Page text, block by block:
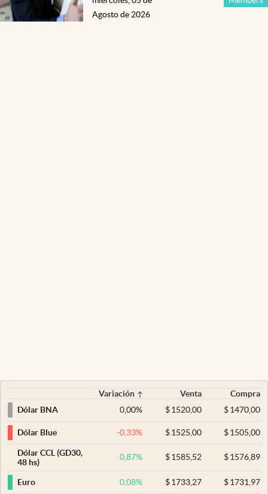
Agosto de 2026
Variación Venta
Compra
Dólar BNA
0,00% $ 1520,00 $1470,00
Dólar Blue -0,33% $ 1525,00 $1505,00
Dólar CCL (GD30,
48 hs)
0,87% $ 1585,52 $1576,89
Euro 0,08% $ 1733,27 $1731,97